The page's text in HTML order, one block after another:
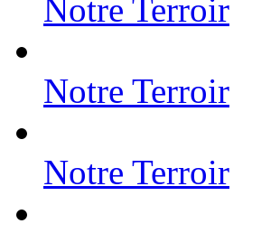
Notre Terroir
Notre Terroir
Notre Terroir